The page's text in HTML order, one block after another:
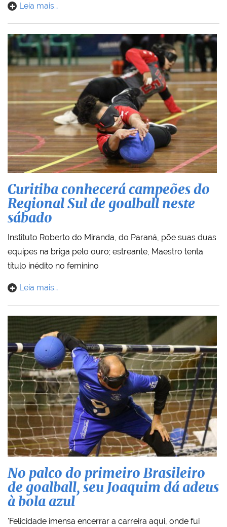
Leia mais…
Curitiba conhecerá campeões do
Regional Sul de goalball neste
sábado
Instituto Roberto do Miranda, do Paraná, põe suas duas
equipes na briga pelo ouro; estreante, Maestro tenta
título inédito no feminino
Leia mais…
No palco do primeiro Brasileiro
de goalball, seu Joaquim dá adeus
à bola azul
'Felicidade imensa encerrar a carreira aqui, onde fui